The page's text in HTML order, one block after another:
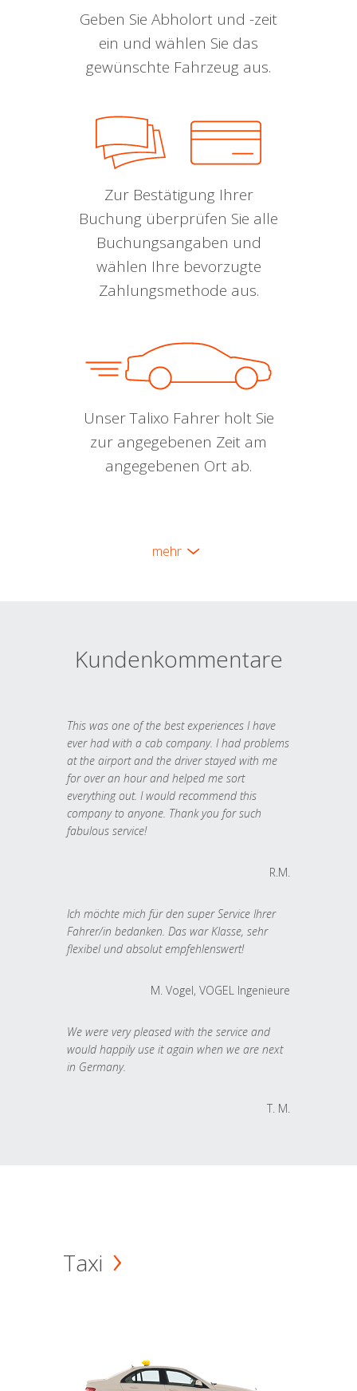
Geben Sie Abholort und -zeit
ein und wählen Sie das
gewünschte Fahrzeug aus.
Zur Bestätigung Ihrer
Buchung überprüfen Sie alle
Buchungsangaben und
wählen Ihre bevorzugte
Zahlungsmethode aus.
Unser Talixo Fahrer holt Sie
zur angegebenen Zeit am
angegebenen Ort ab.
mehr
Kundenkommentare
This was one of the best experiences I have
ever had with a cab company. I had problems
at the airport and the driver stayed with me
for over an hour and helped me sort
everything out. I would recommend this
company to anyone. Thank you for such
fabulous service!
R.M.
Ich möchte mich für den super Service Ihrer
Fahrer/in bedanken. Das war Klasse, sehr
flexibel und absolut empfehlenswert!
M. Vogel, VOGEL Ingenieure
We were very pleased with the service and
would happily use it again when we are next
in Germany.
T. M.
Taxi